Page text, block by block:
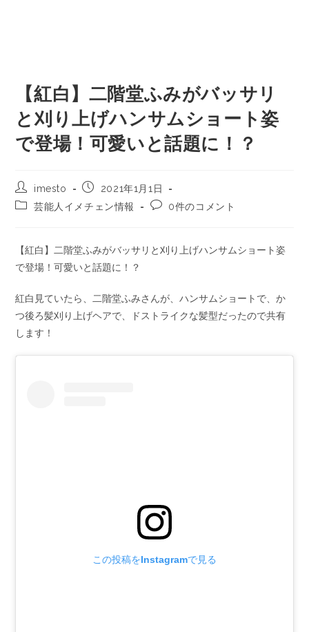
【紅白】二階堂ふみがバッサリ
と刈り上げハンサムショート姿
で登場！可愛いと話題に！？
imesto
2021年1月1日
芸能人イメチェン情報
0件のコメント
【紅白】二階堂ふみがバッサリと刈り上げハンサムショート姿
で登場！可愛いと話題に！？
紅白見ていたら、二階堂ふみさんが、ハンサムショートで、か
つ後ろ髪刈り上げヘアで、ドストライクな髪型だったので共有
します！
この投稿をInstagramで見る